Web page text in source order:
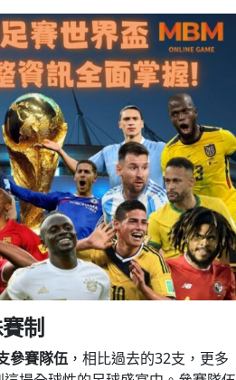
制
參賽隊伍 ，相比過去的32支，更多